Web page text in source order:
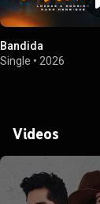
Bandida
Single • 2026
Videos